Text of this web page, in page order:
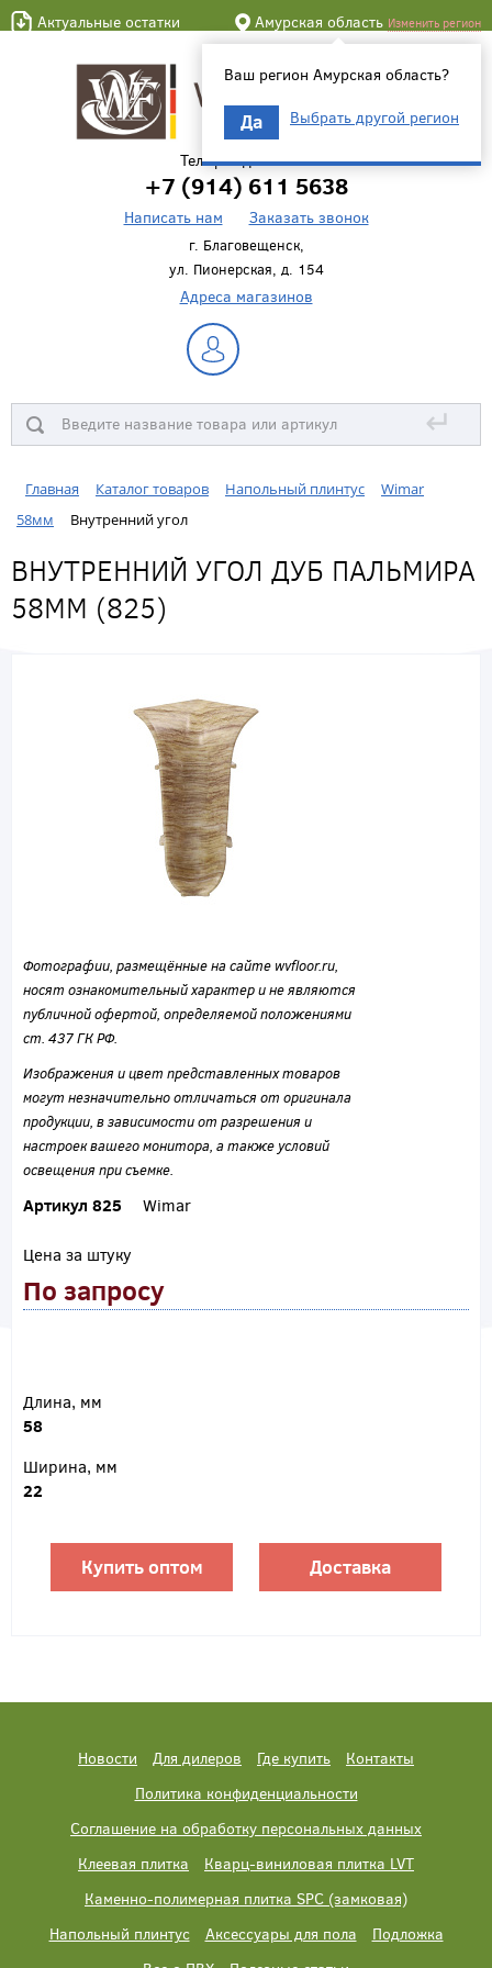
Актуальные остатки Амурская область Изменить регион
Ваш регион Амурская область?
Да Выбрать другой регион
Телефон для связи
+7 (914) 611 5638
Написать нам Заказать звонок
г. Благовещенск,
ул. Пионерская, д. 154
Адреса магазинов
↵
Главная Каталог товаров Напольный плинтус
Wimar
58мм
Внутренний угол
ВНУТРЕННИЙ УГОЛ ДУБ ПАЛЬМИРА
58ММ (825)
Фотографии, размещённые на сайте wvfloor.ru,
носят ознакомительный характер и не являются
публичной офертой, определяемой положениями
ст. 437 ГК РФ.
Изображения и цвет представленных товаров
могут незначительно отличаться от оригинала
продукции, в зависимости от разрешения и
настроек вашего монитора, а также условий
освещения при съемке.
Артикул 825 Wimar
Цена за штуку
По запросу
Длина, мм
58
Ширина, мм
22
Купить оптом Доставка
Новости Для дилеров Где купить
Контакты
Политика конфиденциальности
Соглашение на обработку персональных данных
Клеевая плитка
Кварц-виниловая плитка LVT
Каменно-полимерная плитка SPC (замковая)
Напольный плинтус
Аксессуары для пола
Подложка